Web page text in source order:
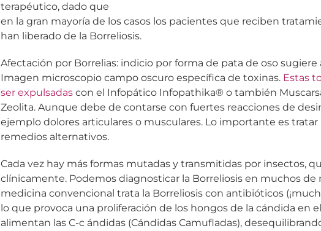
terapéutico, dado que
en la gran mayoría de los casos los pacientes que reciben
han liberado de la Borreliosis.
Afectación por Borrelias: indicio por forma de pata de oso sugiere
Imagen microscopio campo oscuro específica de toxinas. Estas
ser expulsadas con el Infopático Infopathika® o también
Zeolita. Aunque debe de contarse con fuertes reacciones de
ejemplo dolores articulares o musculares. Lo importante es
remedios alternativos.
Cada vez hay más formas mutadas y transmitidas por insectos,
clínicamente. Podemos diagnosticar la Borreliosis en muchos de
medicina convencional trata la Borreliosis con antibióticos
lo que provoca una proliferación de los hongos de la cándida en
alimentan las C-c ándidas (Cándidas Camufladas),